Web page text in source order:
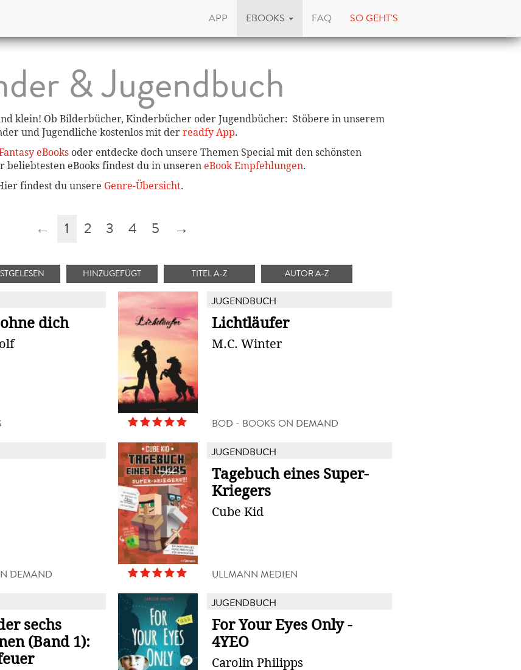
APP EBOOKS FAQ SO GEHT'S
& Jugendbuch
klein! Ob Bilderbücher, Kinderbücher oder Jugendbücher: Stöbere in unserem
und Jugendliche kostenlos mit derreadfy App.
eBooks oder entdecke doch unsere Themen Special mit den schönsten
beliebtesten eBooks findest du in unseren eBook Empfehlungen.
findest du unsere Genre-Übersicht.
← 1 2 3 4 5 →
HINZUGEFÜGT TITEL A-Z AUTOR A-Z
dich
JUGENDBUCH
Lichtläufer
M.C. Winter
BOD - BOOKS ON DEMAND
DEMAND
JUGENDBUCH
Tagebuch eines Super-
Kriegers
Cube Kid
ULLMANN MEDIEN
sechs
(Band 1):
JUGENDBUCH
For Your Eyes Only -
4YEO
Carolin Philipps